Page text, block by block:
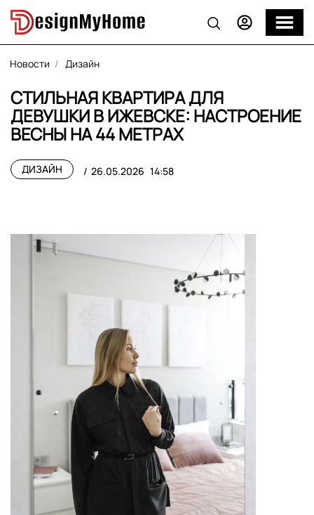
Новости Дизайн
СТИЛЬНАЯ КВАРТИРА ДЛЯ
ДЕВУШКИ В ИЖЕВСКЕ: НАСТРОЕНИЕ
ВЕСНЫ НА 44 МЕТРАХ
ДИЗАЙН 26.05.2026 14:58